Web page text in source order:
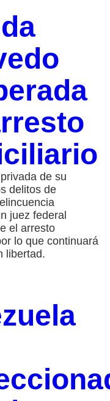
de su
delitos de
juez federal
el arresto
lo que continuará
libertad.